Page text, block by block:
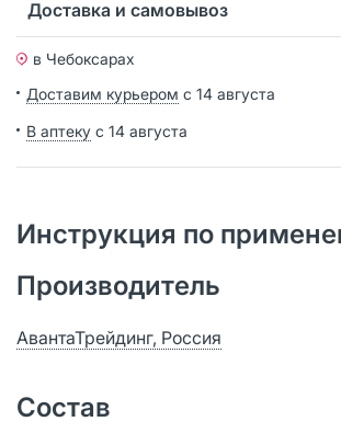
Доставка и самовывоз
в Чебоксарах
Доставим курьером с 14 августа
В аптеку с 14 августа
Инструкция по
Производитель
АвантаТрейдинг, Россия
Состав